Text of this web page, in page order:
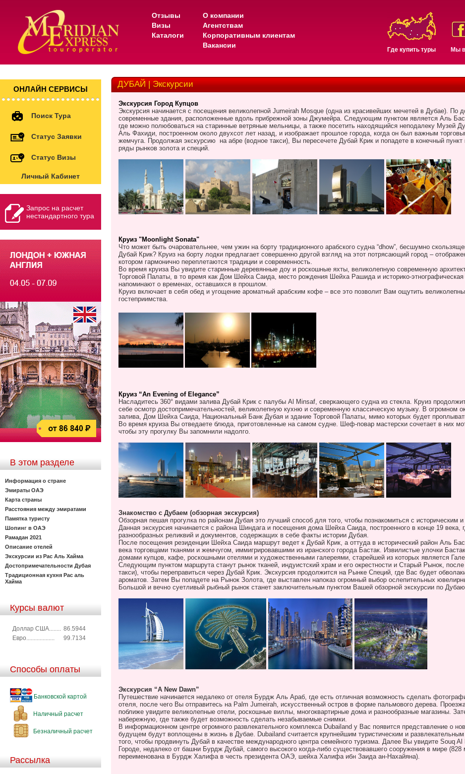
Отзывы
Визы
Каталоги
О компании
Агентствам
Корпоративным клиентам
Вакансии
Где купить туры Мы
ОНЛАЙН СЕРВИСЫ
Поиск Тура
Статус Заявки
Статус Визы
Личный Кабинет
Запрос на расчет
нестандартного тура
В этом разделе
Информация о стране
Эмираты ОАЭ
Карта страны
Расстояния между эмиратами
Памятка туристу
Шопинг в ОАЭ
Рамадан 2021
Описание отелей
Экскурсии из Рас Аль Хайма
Достопримечательности Дубая
Традиционная кухня Рас аль
Хайма
Курсы валют
Доллар США........ 86.5944
Евро...................
99.7134
Способы оплаты
Банковской картой
Наличный расчет
Безналичный расчет
Рассылка
ДУБАЙ | Экскурсии
Экскурсия Город Купцов
Экскурсия начинается с посещения великолепной Jumeirah Mosque (одна из красивейших мечетей в Дубае). По
современные здания, расположенные вдоль прибрежной зоны Джумейра. Следующим пунктом является Аль
где можно полюбоваться на старинные ветряные мельницы, а также посетить находящийся неподалеку Музей
Аль Фахиди, построенном около двухсот лет назад, и изображает прошлое города, когда он был важным
жемчуга. Продолжая экскурсию на абре (водное такси), Вы пересечете Дубай Крик и попадете в конечный
ряды рынков золота и специй.
Круиз "Moonlight Sonata"
Что может быть очаровательнее, чем ужин на борту традиционного арабского судна “dhow”, бесшумно
Дубай Крик? Круиз на борту лодки предлагает совершенно другой взгляд на этот потрясающий город –
котором гармонично переплетаются традиции и современность.
Во время круиза Вы увидите старинные деревянные доу и роскошные яхты, великолепную современную
Торговой Палаты, в то время как Дом Шейха Саида, место рождения Шейха Рашида и историко-этнографическая
напоминают о временах, оставшихся в прошлом.
Круиз включает в себя обед и угощение ароматный арабским кофе – все это позволит Вам ощутить
гостеприимства.
Круиз “An Evening of Elegance”
Насладитесь 360° видами залива Дубай Крик с палубы Al Minsaf, сверкающего судна из стекла. Круиз
себе осмотр достопримечательностей, великолепную кухню и современную классическую музыку. В огромном
залива, Дом Шейха Саида, Национальный Банк Дубая и здание Торговой Палаты, мимо которых будет
Во время круиза Вы отведаете блюда, приготовленные на самом судне. Шеф-повар мастерски сочетает в них
чтобы эту прогулку Вы запомнили надолго.
Знакомство с Дубаем (обзорная экскурсия)
Обзорная пешая прогулка по районам Дубая это лучший способ для того, чтобы познакомиться с историческим
Данная экскурсия начинается с района Шиндага и посещения дома Шейха Саида, построенного в конце 19 века,
разнообразных реликвий и документов, содержащих в себе факты истории Дубая.
После посещения резиденции Шейха Саида маршрут ведет к Дубай Крик, а оттуда в исторический район Аль
века торговцами тканями и жемчугом, иммигрировавшими из иранского города Бастак. Извилистые улочки
домами купцов, кафе, роскошными отелями и художественными галереями, старейшей из которых является
Следующим пунктом маршрута станут рынок тканей, индуистский храм и его окрестности и Старый Рынок,
такси), чтобы переправиться через Дубай Крик. Экскурсия продолжится на Рынке Специй, где Вас будет
ароматов. Затем Вы попадете на Рынок Золота, где выставлен напоказ огромный выбор ослепительных
Большой и вечно суетливый рыбный рынок станет заключительным пунктом Вашей обзорной экскурсии по
Экскурсия “A New Dawn”
Путешествие начинается недалеко от отеля Бурдж Аль Араб, где есть отличная возможность сделать
отеля, после чего Вы отправитесь на Palm Jumeirah, искусственный остров в форме пальмового дерева.
поближе увидите великолепные отели, роскошные виллы, многоквартирные дома и разнообразные магазины.
набережную, где также будет возможность сделать незабываемые снимки.
В информационном центре огромного развлекательного комплекса Dubailand у Вас появится представление о
будущем будут воплощены в жизнь в Дубае. Dubailand считается крупнейшим туристическим и
того, чтобы продвинуть Дубай в качестве международного центра семейного туризма. Далее Вы увидите Souq Al
Городе, недалеко от башни Бурдж Дубай, самого высокого когда-либо существовавшего сооружения в мире
переименована в Бурдж Халифа в честь президента ОАЭ, шейха Халифа ибн Заида ан-Нахайяна).